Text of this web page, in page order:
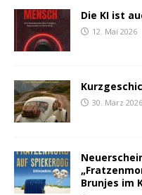
Die KI ist
12. Mai 2026
30. März 2026
Brunjes im